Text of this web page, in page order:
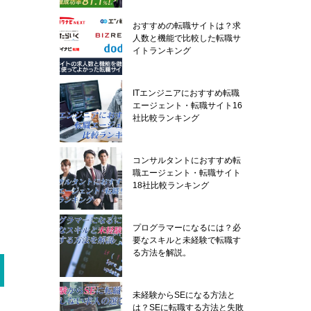
おすすめの転職サイトは？求
人数と機能で比較した転職サ
イトランキング
ITエンジニアにおすすめ転職
エージェント・転職サイト16
社比較ランキング
コンサルタントにおすすめ転
職エージェント・転職サイト
18社比較ランキング
プログラマーになるには？必
要なスキルと未経験で転職す
る方法を解説。
未経験からSEになる方法と
は？SEに転職する方法と失敗